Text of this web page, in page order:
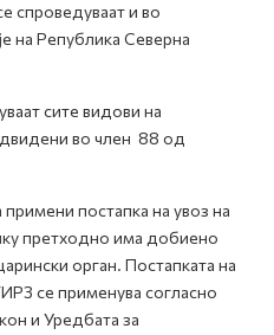
спроведуваат и во
на Република Северна
сите видови на
во член 88 од
постапка на увоз на
претходно има добиено
орган. Постапката на
се применува согласно
и Уредбата за